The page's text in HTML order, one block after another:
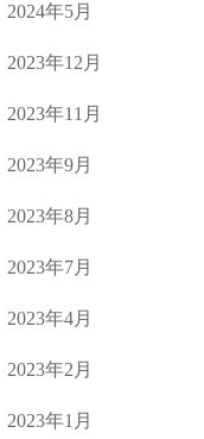
2024年5月
2023年12月
2023年11月
2023年9月
2023年8月
2023年7月
2023年4月
2023年2月
2023年1月